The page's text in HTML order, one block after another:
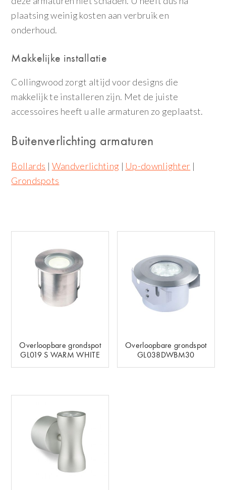
plaatsing weinig kosten aan verbruik en
onderhoud.
Makkelijke installatie
Collingwood zorgt altijd voor designs die
makkelijk te installeren zijn. Met de juiste
accessoires heeft u alle armaturen zo geplaatst.
Buitenverlichting armaturen
Bollards | Wandverlichting | Up-downlighter |
Grondspots
Overloopbare grondspot
GL019 S WARM WHITE
Overloopbare grondspot
GL038DWBM30